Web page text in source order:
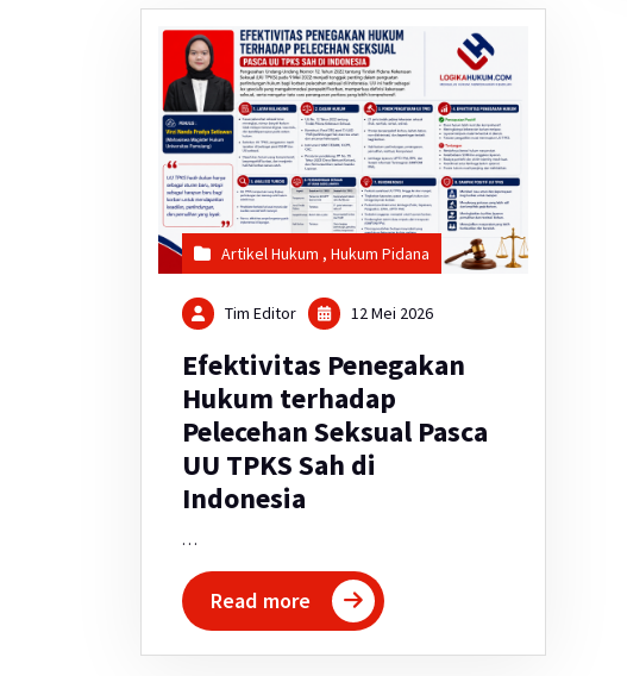
Artikel Hukum , Hukum Pidana
Tim Editor 12 Mei 2026
Efektivitas Penegakan
Hukum terhadap
Pelecehan Seksual Pasca
UU TPKS Sah di
Indonesia
…
Read more